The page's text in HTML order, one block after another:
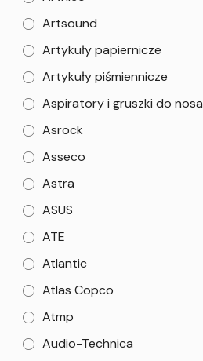
Artsound
Artykuły papiernicze
Artykuły piśmiennicze
Aspiratory i gruszki do nosa
Asrock
Asseco
Astra
ASUS
ATE
Atlantic
Atlas Copco
Atmp
Audio-Technica